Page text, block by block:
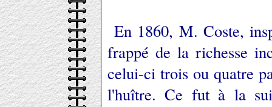
En 1860, M. Coste,
frappé de la richesse
celui-ci trois ou quatre
l'huître. Ce fut à la